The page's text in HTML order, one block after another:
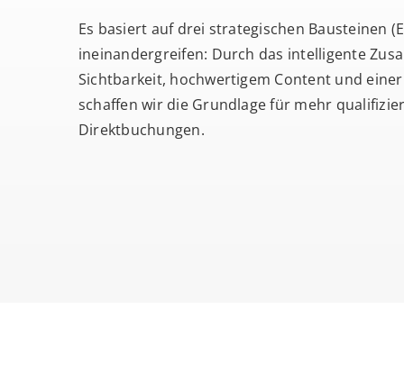
Es basiert auf drei strategischen Bausteinen
ineinandergreifen: Durch das intelligente
Sichtbarkeit, hochwertigem Content und
schaffen wir die Grundlage für mehr
Direktbuchungen.